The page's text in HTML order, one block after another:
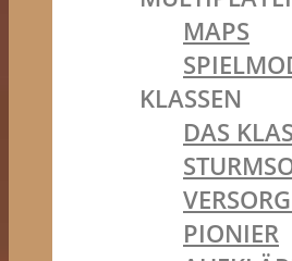
MAPS
KLASSEN
DAS
PIONIER